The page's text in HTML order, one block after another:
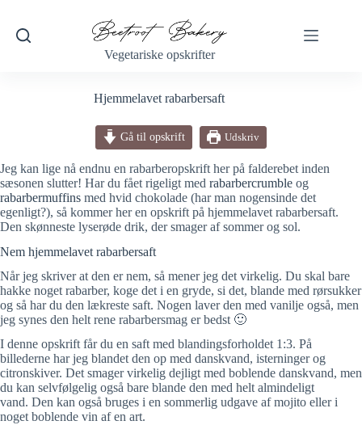
indhold
Vegetariske opskrifter
Hjemmelavet rabarbersaft
Gå til opskrift Udskriv
Jeg kan lige nå endnu en rabarberopskrift her på falderebet inden
sæsonen slutter! Har du fået rigeligt med rabarbercrumble og
rabarbermuffins med hvid chokolade (har man nogensinde det
egenligt?), så kommer her en opskrift på hjemmelavet rabarbersaft.
Den skønneste lyserøde drik, der smager af sommer og sol.
Nem hjemmelavet rabarbersaft
Når jeg skriver at den er nem, så mener jeg det virkelig. Du skal bare
hakke noget rabarber, koge det i en gryde, si det, blande med rørsukker
og så har du den lækreste saft. Nogen laver den med vanilje også, men
jeg synes den helt rene rabarbersmag er bedst 🙂
I denne opskrift får du en saft med blandingsforholdet 1:3. På
billederne har jeg blandet den op med danskvand, isterninger og
citronskiver. Det smager virkelig dejligt med boblende danskvand, men
du kan selvfølgelig også bare blande den med helt almindeligt
vand. Den kan også bruges i en sommerlig udgave af mojito eller i
noget boblende vin af en art.